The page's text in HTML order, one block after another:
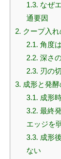
1.3. なぜ
通要因
2. クープ入
2.1. 角度
2.2. 深さ
2.3. 刃の
3. 成形と発
3.1. 成形
3.2. 最終
エッジを
3.3. 成形
ない